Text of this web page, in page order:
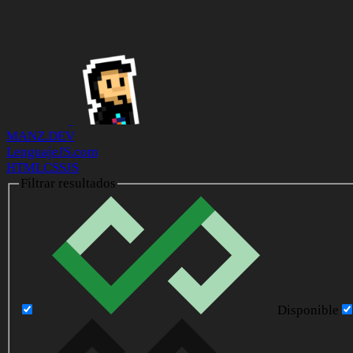
MANZ.DEV
LenguajeJS.com
HTMLCSSJS
Filtrar resultados
Disponible